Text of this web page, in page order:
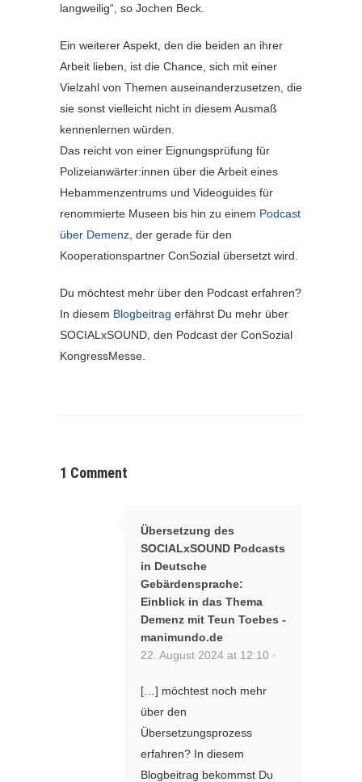
langweilig“, so Jochen Beck.
Ein weiterer Aspekt, den die beiden an ihrer
Arbeit lieben, ist die Chance, sich mit einer
Vielzahl von Themen auseinanderzusetzen, die
sie sonst vielleicht nicht in diesem Ausmaß
kennenlernen würden.
Das reicht von einer Eignungsprüfung für
Polizeianwärter:innen über die Arbeit eines
Hebammenzentrums und Videoguides für
renommierte Museen bis hin zu einem Podcast
über Demenz , der gerade für den
Kooperationspartner ConSozial übersetzt wird.
Du möchtest mehr über den Podcast erfahren?
In diesem Blogbeitrag erfährst Du mehr über
SOCIALxSOUND, den Podcast der ConSozial
KongressMesse.
1 Comment
Übersetzung des
SOCIALxSOUND Podcasts
in Deutsche
Gebärdensprache:
Einblick in das Thema
Demenz mit Teun Toebes -
manimundo.de
22. August 2024 at 12:10 ·
[…] möchtest noch mehr
über den
Übersetzungsprozess
erfahren? In diesem
Blogbeitrag bekommst Du